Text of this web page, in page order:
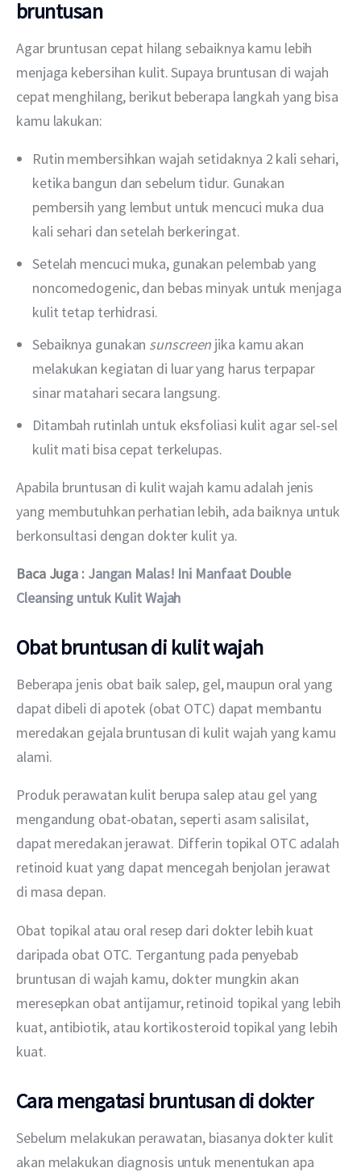
bruntusan
Agar bruntusan cepat hilang sebaiknya kamu lebih
menjaga kebersihan kulit. Supaya bruntusan di wajah
cepat menghilang, berikut beberapa langkah yang bisa
kamu lakukan:
Rutin membersihkan wajah setidaknya 2 kali sehari,
ketika bangun dan sebelum tidur. Gunakan
pembersih yang lembut untuk mencuci muka dua
kali sehari dan setelah berkeringat.
Setelah mencuci muka, gunakan pelembab yang
noncomedogenic, dan bebas minyak untuk menjaga
kulit tetap terhidrasi.
Sebaiknya gunakan sunscreen jika kamu akan
melakukan kegiatan di luar yang harus terpapar
sinar matahari secara langsung.
Ditambah rutinlah untuk eksfoliasi kulit agar sel-sel
kulit mati bisa cepat terkelupas.
Apabila bruntusan di kulit wajah kamu adalah jenis
yang membutuhkan perhatian lebih, ada baiknya untuk
berkonsultasi dengan dokter kulit ya.
Baca Juga : Jangan Malas! Ini Manfaat Double
Cleansing untuk Kulit Wajah
Obat bruntusan di kulit wajah
Beberapa jenis obat baik salep, gel, maupun oral yang
dapat dibeli di apotek (obat OTC) dapat membantu
meredakan gejala bruntusan di kulit wajah yang kamu
alami.
Produk perawatan kulit berupa salep atau gel yang
mengandung obat-obatan, seperti asam salisilat,
dapat meredakan jerawat. Differin topikal OTC adalah
retinoid kuat yang dapat mencegah benjolan jerawat
di masa depan.
Obat topikal atau oral resep dari dokter lebih kuat
daripada obat OTC. Tergantung pada penyebab
bruntusan di wajah kamu, dokter mungkin akan
meresepkan obat antijamur, retinoid topikal yang lebih
kuat, antibiotik, atau kortikosteroid topikal yang lebih
kuat.
Cara mengatasi bruntusan di dokter
Sebelum melakukan perawatan, biasanya dokter kulit
akan melakukan diagnosis untuk menentukan apa